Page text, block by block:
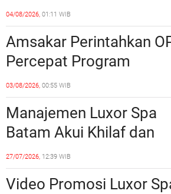
Barelang Usut Tuntas
Unsur Pelanggaran
04/08/2026, 01:11 WIB
Amsakar Perintahkan
Percepat Program
Prioritas, Targetkan
Realisasi Pembangunan
Lampaui 50 Persen
03/08/2026, 00:55 WIB
Manajemen Luxor Spa
Batam Akui Khilaf dan
Minta Maaf, Konten
Langsung Di-Takedown
27/07/2026, 12:39 WIB
Video Promosi Luxor